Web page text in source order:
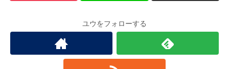
ユウをフォローする